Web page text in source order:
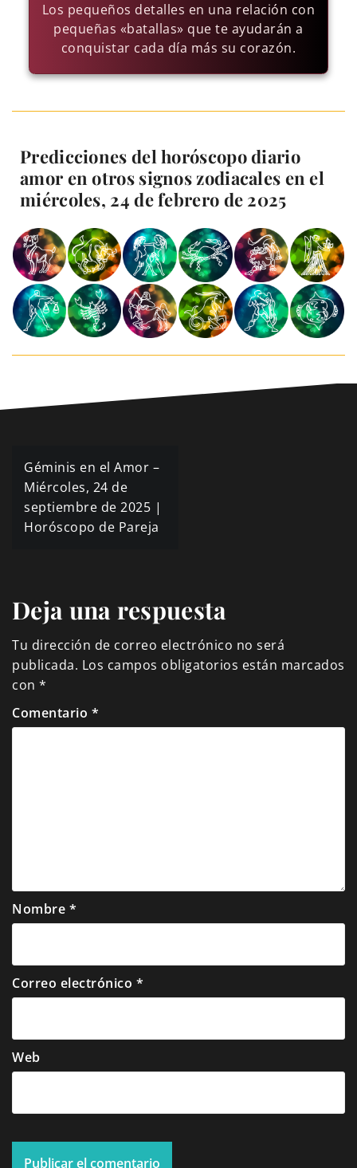
Los pequeños detalles en una relación con
pequeñas «batallas» que te ayudarán a
conquistar cada día más su corazón.
Predicciones del horóscopo diario
amor en otros signos zodiacales en el
miércoles, 24 de febrero de 2025
Navegación
de
entradas
Géminis en el Amor –
Miércoles, 24 de
septiembre de 2025 |
Horóscopo de Pareja
Deja una respuesta
Tu dirección de correo electrónico no será
publicada. Los campos obligatorios están marcados
con *
Comentario *
Nombre *
Correo electrónico *
Web